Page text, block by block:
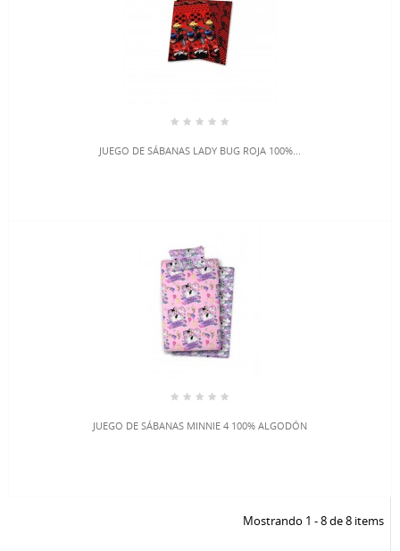
JUEGO DE SÁBANAS LADY BUG ROJA 100%...
JUEGO DE SÁBANAS MINNIE 4 100% ALGODÓN
Mostrando 1 - 8 de 8 items